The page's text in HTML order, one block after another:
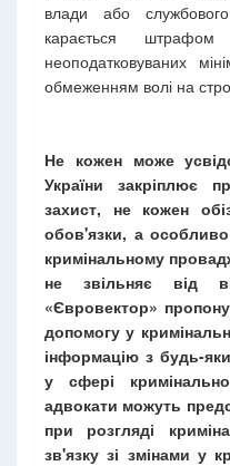
влади або
карається
неоподатковуваних
обмеженням волі на
Не кожен може
України закріплює
захист, не кожен
обов'язки, а
кримінальному
не звільняє від
«Євровектор»
допомогу у
інформацію з будь-
у сфері
адвокати можуть
при розгляді
зв'язку зі змінами у